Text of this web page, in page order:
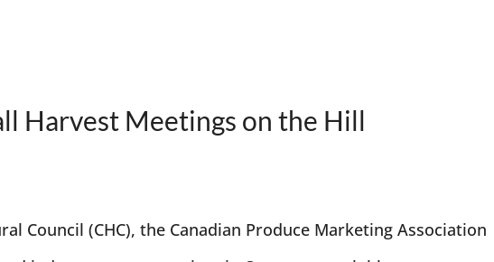
Harvest Meetings on the Hill
Council (CHC), the Canadian Produce Marketing Association